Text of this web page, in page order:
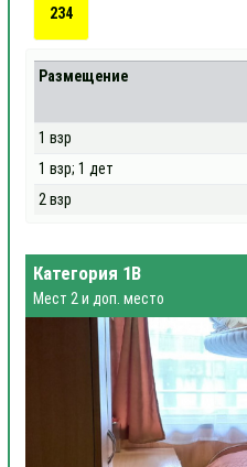
234
Размещение
1 взр
1 взр; 1 дет
2 взр
Категория 1В
Мест 2 и доп. место